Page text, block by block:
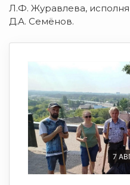
Л.Ф. Журавлева,
Д.А. Семёнов.
7